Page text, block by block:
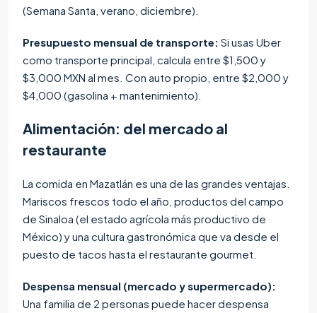
(Semana Santa, verano, diciembre).
Presupuesto mensual de transporte: Si usas Uber
como transporte principal, calcula entre $1,500 y
$3,000 MXN al mes. Con auto propio, entre $2,000 y
$4,000 (gasolina + mantenimiento).
Alimentación: del mercado al
restaurante
La comida en Mazatlán es una de las grandes ventajas.
Mariscos frescos todo el año, productos del campo
de Sinaloa (el estado agrícola más productivo de
México) y una cultura gastronómica que va desde el
puesto de tacos hasta el restaurante gourmet.
Despensa mensual (mercado y supermercado):
Una familia de 2 personas puede hacer despensa